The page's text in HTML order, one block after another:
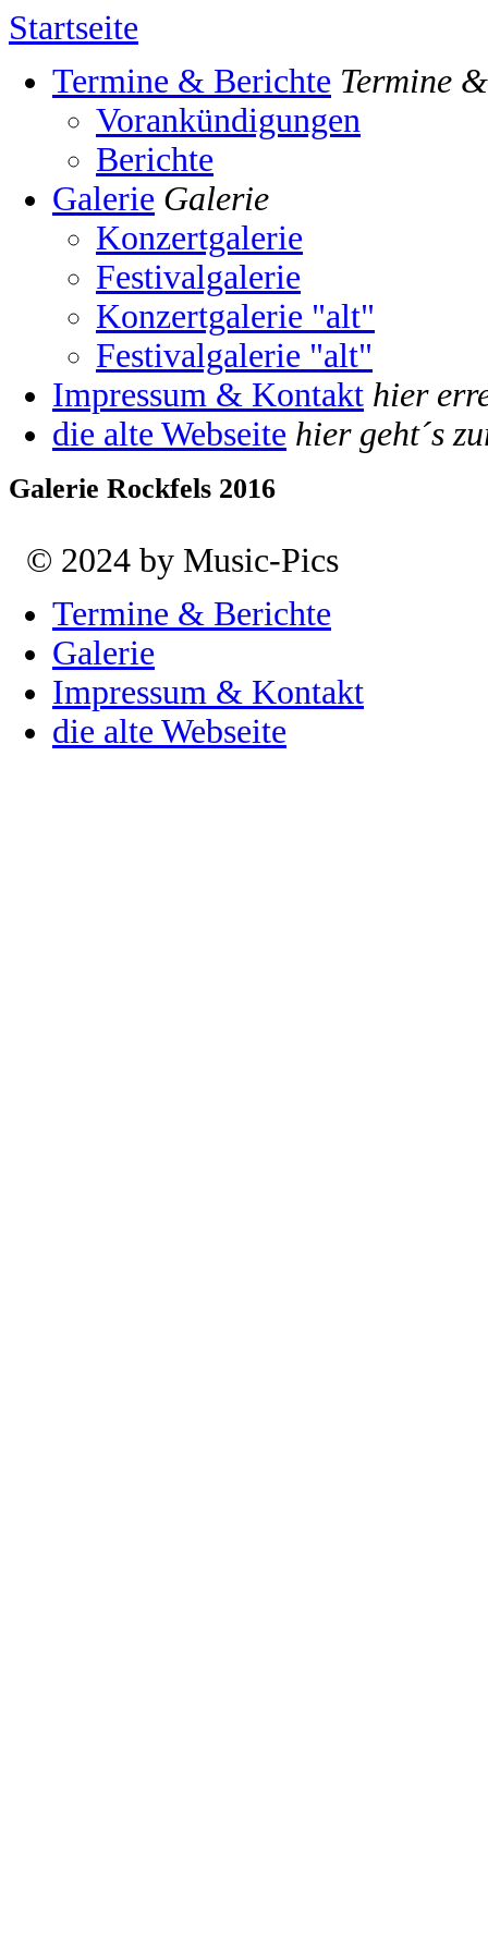
Startseite
Termine & Berichte Termine
Vorankündigungen
Berichte
Galerie Galerie
Konzertgalerie
Festivalgalerie
Konzertgalerie "alt"
Festivalgalerie "alt"
Impressum & Kontakt hier
die alte Webseite hier geht´s
Galerie Rockfels 2016
© 2024 by Music-Pics
Termine & Berichte
Galerie
Impressum & Kontakt
die alte Webseite